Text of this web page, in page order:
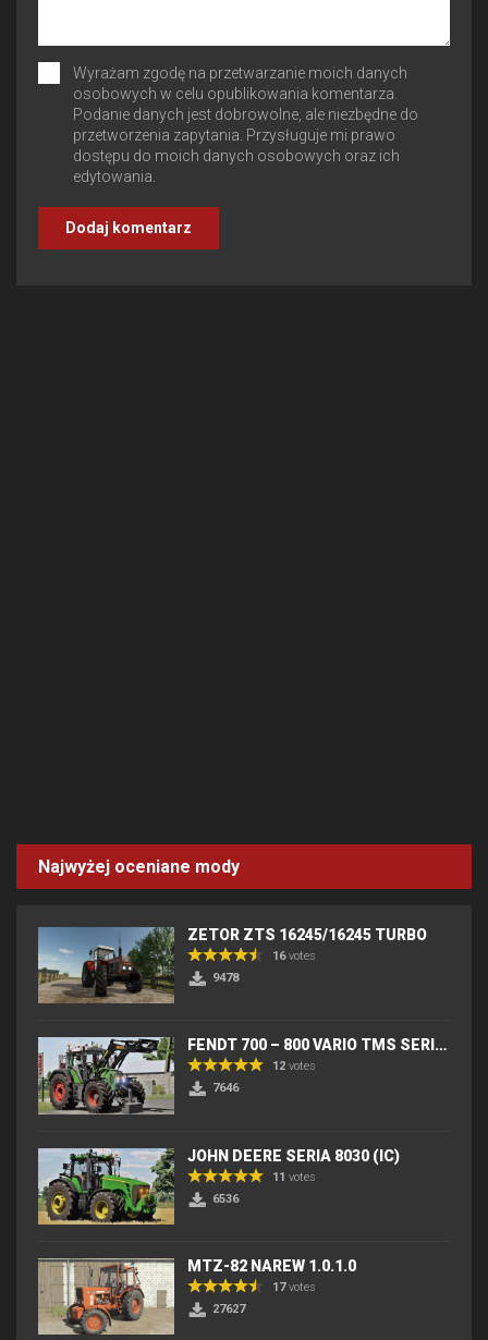
Wyrażam zgodę na przetwarzanie moich danych
osobowych w celu opublikowania komentarza.
Podanie danych jest dobrowolne, ale niezbędne do
przetworzenia zapytania. Przysługuje mi prawo
dostępu do moich danych osobowych oraz ich
edytowania.
Najwyżej oceniane mody
ZETOR ZTS 16245/16245 TURBO
16votes
9478
FENDT 700 – 800 VARIO TMS SERIES (IC) V2
12 votes
7646
JOHN DEERE SERIA 8030 (IC)
11 votes
6536
MTZ-82 NAREW 1.0.1.0
17votes
27627